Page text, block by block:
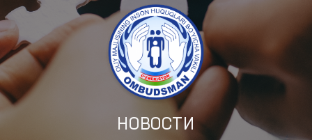
НОВОСТИ